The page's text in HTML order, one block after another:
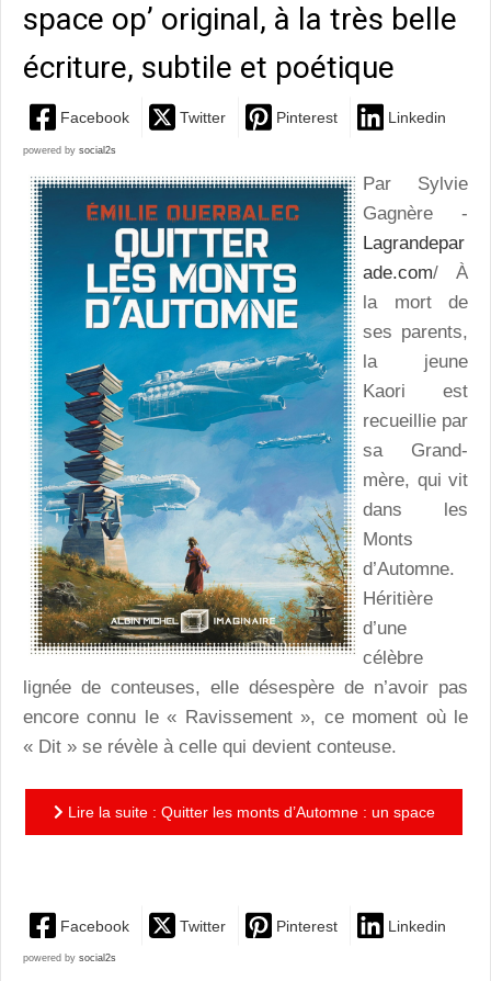
space op’ original, à la très belle
écriture, subtile et poétique
Facebook Twitter Pinterest Linkedin
powered by social2s
Par Sylvie
Gagnère -
Lagrandepar
ade.com/ À
la mort de
ses parents,
la jeune
Kaori est
recueillie par
sa Grand-
mère, qui vit
dans les
Monts
d’Automne.
Héritière
d’une
célèbre
lignée de conteuses, elle désespère de n’avoir pas
encore connu le « Ravissement », ce moment où le
« Dit » se révèle à celle qui devient conteuse.
Lire la suite : Quitter les monts d’Automne : un space
Facebook Twitter Pinterest Linkedin
powered by social2s